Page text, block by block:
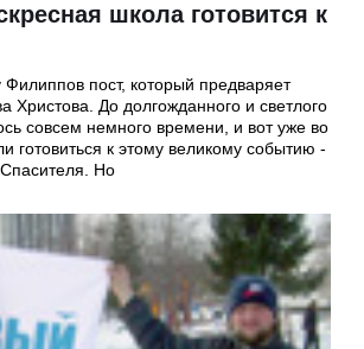
школа готовится к
Филиппов пост, который предваряет
Христова. До долгожданного и светлого
совсем немного времени, и вот уже во
готовиться к этому великому событию -
Но